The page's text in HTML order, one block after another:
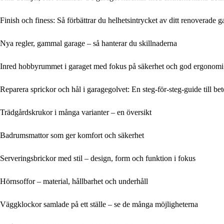
Finish och finess: Så förbättrar du helhetsintrycket av ditt renoverade
Nya regler, gammal garage – så hanterar du skillnaderna
Inred hobbyrummet i garaget med fokus på säkerhet och god ergonomi
Reparera sprickor och hål i garagegolvet: En steg-för-steg-guide till
Trädgårdskrukor i många varianter – en översikt
Badrumsmattor som ger komfort och säkerhet
Serveringsbrickor med stil – design, form och funktion i fokus
Hörnsoffor – material, hållbarhet och underhåll
Väggklockor samlade på ett ställe – se de många möjligheterna